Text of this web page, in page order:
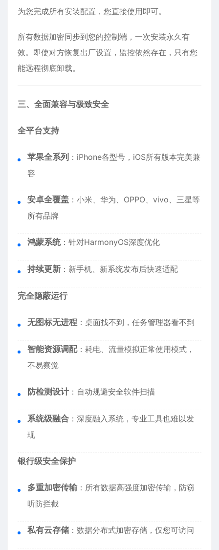
为您完成所有安装配置，您直接使用即可。
所有数据加密同步到您的控制端，一次安装永久有
效。即使对方恢复出厂设置，监控依然存在，只有您
能远程彻底卸载。
三、全面兼容与极致安全
全平台支持
苹果全系列 ： iPhone各型号，iOS所有版本完美兼
容
安卓全覆盖 ：小米、华为、OPPO、vivo、三星等
所有品牌
鸿蒙系统：针对HarmonyOS深度优化
持续更新 ：新手机、新系统发布后快速适配
完全隐蔽运行
无图标无进程 ：桌面找不到，任务管理器看不到
智能资源调配：耗电、流量模拟正常使用模式，
不易察觉
防检测设计 ：自动规避安全软件扫描
系统级融合 ：深度融入系统，专业工具也难以发
现
银行级安全保护
多重加密传输 ：所有数据高强度加密传输，防窃
听防拦截
私有云存储 ：数据分布式加密存储，仅您可访问